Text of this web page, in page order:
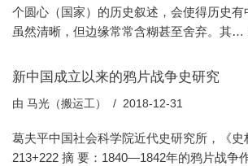
个圆心（国家）的历史叙述，会使得历史
虽然清晰，但边缘常常含糊甚至舍弃。其…
新中国成立以来的鸦片战争史研究
由 马光（搬运工） 2018-12-31
葛夫平中国社会科学院近代史研究所，《史
213+222 摘 要：1840—1842年的鸦片战争